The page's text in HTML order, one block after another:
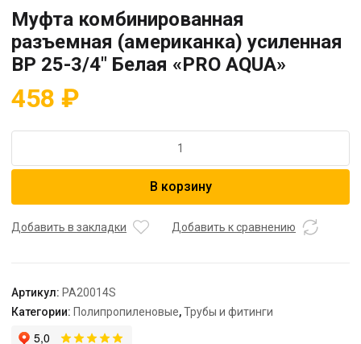
Муфта комбинированная
разъемная (американка) усиленная
ВР 25-3/4″ Белая «PRO AQUA»
458 ₽
Муфта
(американка)
3/4"
Белая
"PRO
В корзину
Добавить в закладки Добавить к сравнению
Артикул: PA20014S
Категории: Полипропиленовые,Трубы и фитинги